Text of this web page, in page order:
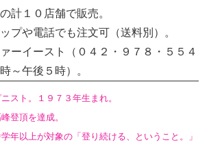
計１０店舗で販売。
プや電話でも注文可（送料別）。
ーイースト（０４２・９７８・５５４
～午後５時）。
スト。１９７３年生まれ。
登頂を達成。
年以上が対象の「登り続ける、ということ。」